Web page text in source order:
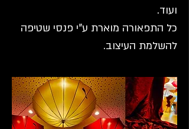
ועוד.
כל התפאורה מוארת ע"י פנסי שטיפה
להשלמת העיצוב.